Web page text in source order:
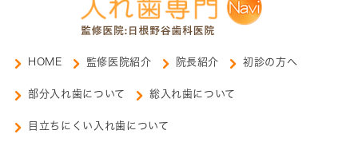
HOME 監修医院紹介 院長紹介 初診の方へ
部分入れ歯について 総入れ歯について
目立ちにくい入れ歯について